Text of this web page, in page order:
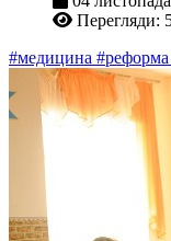
Перегляди:
#медицина #реформа